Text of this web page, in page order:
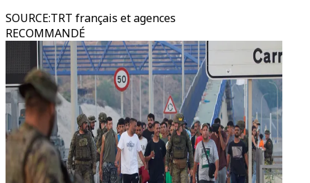
SOURCE:TRT français et agences
RECOMMANDÉ